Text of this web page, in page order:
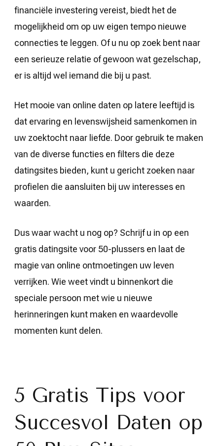
financiële investering vereist, biedt het de
mogelijkheid om op uw eigen tempo nieuwe
connecties te leggen. Of u nu op zoek bent naar
een serieuze relatie of gewoon wat gezelschap,
er is altijd wel iemand die bij u past.
Het mooie van online daten op latere leeftijd is
dat ervaring en levenswijsheid samenkomen in
uw zoektocht naar liefde. Door gebruik te maken
van de diverse functies en filters die deze
datingsites bieden, kunt u gericht zoeken naar
profielen die aansluiten bij uw interesses en
waarden.
Dus waar wacht u nog op? Schrijf u in op een
gratis datingsite voor 50-plussers en laat de
magie van online ontmoetingen uw leven
verrijken. Wie weet vindt u binnenkort die
speciale persoon met wie u nieuwe
herinneringen kunt maken en waardevolle
momenten kunt delen.
5 Gratis Tips voor
Succesvol Daten op